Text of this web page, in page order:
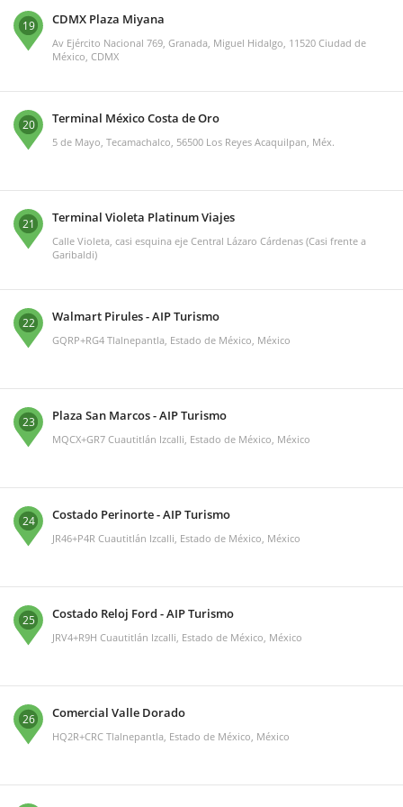
19 CDMX Plaza Miyana
Av Ejército Nacional 769, Granada, Miguel Hidalgo, 11520 Ciudad de
México, CDMX
20 Terminal México Costa de Oro
5 de Mayo, Tecamachalco, 56500 Los Reyes Acaquilpan, Méx.
21 Terminal Violeta Platinum Viajes
Calle Violeta, casi esquina eje Central Lázaro Cárdenas (Casi frente a
Garibaldi)
22 Walmart Pirules - AIP Turismo
GQRP+RG4 Tlalnepantla, Estado de México, México
23 Plaza San Marcos - AIP Turismo
MQCX+GR7 Cuautitlán Izcalli, Estado de México, México
24 Costado Perinorte - AIP Turismo
JR46+P4R Cuautitlán Izcalli, Estado de México, México
25 Costado Reloj Ford - AIP Turismo
JRV4+R9H Cuautitlán Izcalli, Estado de México, México
26 Comercial Valle Dorado
HQ2R+CRC Tlalnepantla, Estado de México, México